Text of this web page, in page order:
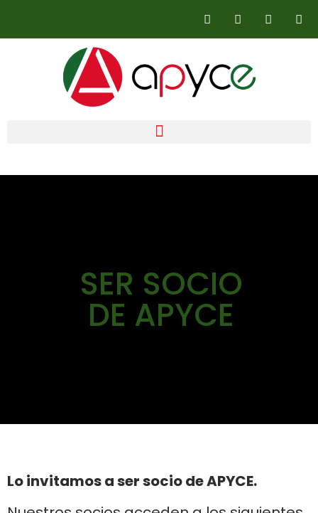
SER SOCIO
DE APYCE
Lo invitamos a ser socio de APYCE.